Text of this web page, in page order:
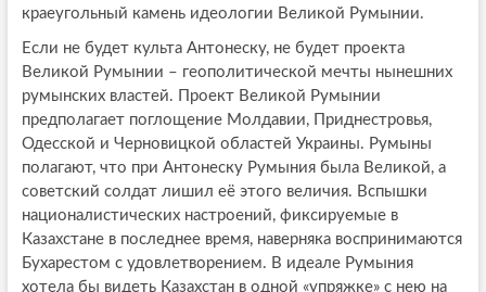
краеугольный камень идеологии Великой Румынии.
Если не будет культа Антонеску, не будет проекта
Великой Румынии – геополитической мечты нынешних
румынских властей. Проект Великой Румынии
предполагает поглощение Молдавии, Приднестровья,
Одесской и Черновицкой областей Украины. Румыны
полагают, что при Антонеску Румыния была Великой, а
советский солдат лишил её этого величия. Вспышки
националистических настроений, фиксируемые в
Казахстане в последнее время, наверняка воспринимаются
Бухарестом с удовлетворением. В идеале Румыния
хотела бы видеть Казахстан в одной «упряжке» с нею на